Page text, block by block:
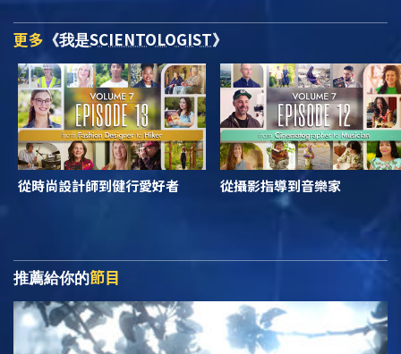
更多 《我是SCIENTOLOGIST》
從時尚設計師到健行愛好者 從攝影指導到音樂家
推薦給你的節目